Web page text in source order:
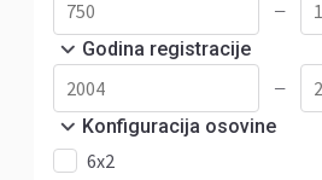
—
Godina registracije
—
Konfiguracija osovine
6x2